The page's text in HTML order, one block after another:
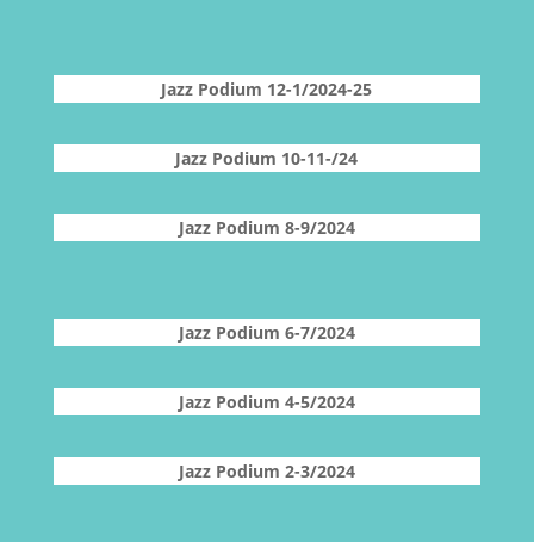
Jazz Podium 12-1/2024-25
Jazz Podium 10-11-/24
Jazz Podium 8-9/2024
Jazz Podium 6-7/2024
Jazz Podium 4-5/2024
Jazz Podium 2-3/2024